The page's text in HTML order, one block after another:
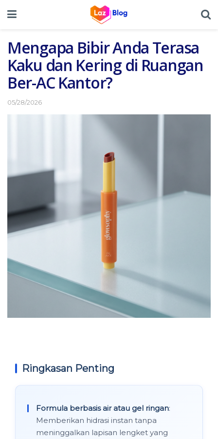
Mengapa Bibir Anda Terasa
Kaku dan Kering di Ruangan
Ber-AC Kantor?
05/28/2026
Ringkasan Penting
Formula berbasis air atau gel ringan:
Memberikan hidrasi instan tanpa
meninggalkan lapisan lengket yang